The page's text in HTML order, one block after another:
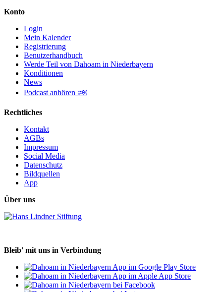
Konto
Login
Mein Kalender
Registrierung
Benutzerhandbuch
Werde Teil von Dahoam in Niederbayern
Konditionen
News
Podcast anhören 🕬
Rechtliches
Kontakt
AGBs
Impressum
Social Media
Datenschutz
Bildquellen
App
Über uns
Bleib' mit uns in Verbindung